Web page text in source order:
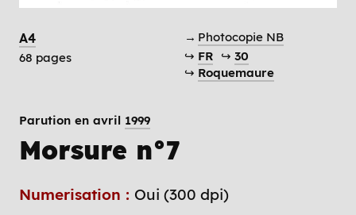
A4
68 pages
→ Photocopie NB
↪ FR ↪ 30
↪ Roquemaure
Parution en avril 1999
Morsure n°7
Numerisation : Oui (300 dpi)